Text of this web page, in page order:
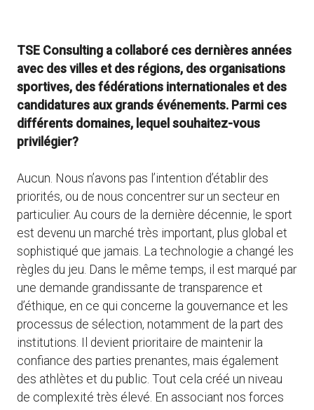
TSE Consulting a collaboré ces dernières années
avec des villes et des régions, des organisations
sportives, des fédérations internationales et des
candidatures aux grands événements. Parmi ces
différents domaines, lequel souhaitez-vous
privilégier?
Aucun. Nous n’avons pas l’intention d’établir des
priorités, ou de nous concentrer sur un secteur en
particulier. Au cours de la dernière décennie, le sport
est devenu un marché très important, plus global et
sophistiqué que jamais. La technologie a changé les
règles du jeu. Dans le même temps, il est marqué par
une demande grandissante de transparence et
d’éthique, en ce qui concerne la gouvernance et les
processus de sélection, notamment de la part des
institutions. Il devient prioritaire de maintenir la
confiance des parties prenantes, mais également
des athlètes et du public. Tout cela créé un niveau
de complexité très élevé. En associant nos forces